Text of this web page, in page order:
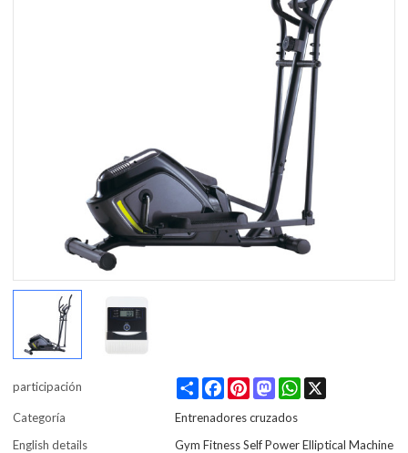
participación Share FacebookPinterestMastodonWhatsApp
Categoría
Entrenadores cruzados
English details
Gym Fitness Self Power Elliptical Machine